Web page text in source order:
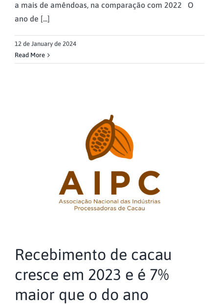
a mais de amêndoas, na comparação com 2022 O
ano de [...]
12 de January de 2024
Read More
Recebimento de cacau
cresce em 2023 e é 7%
maior que o do ano